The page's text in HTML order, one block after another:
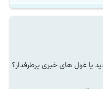
یا غول های خبری پرطرفدار؟